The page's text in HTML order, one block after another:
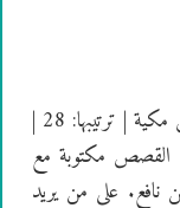
[سُورَةُ القصص] فهرس السور | سورة القصص مكية | ترتيبها: 28 |
سورة القصص مكتوبة مع
نافع. على من يريد